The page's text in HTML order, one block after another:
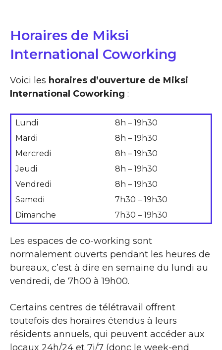
Horaires de Miksi
International Coworking
Voici les horaires d’ouverture de Miksi
International Coworking :
Lundi
8h – 19h30
Mardi
8h – 19h30
Mercredi
8h – 19h30
Jeudi
8h – 19h30
Vendredi
8h – 19h30
Samedi
7h30 – 19h30
Dimanche
7h30 – 19h30
Les espaces de co-working sont
normalement ouverts pendant les heures de
bureaux, c’est à dire en semaine du lundi au
vendredi, de 7h00 à 19h00.
Certains centres de télétravail offrent
toutefois des horaires étendus à leurs
résidents annuels, qui peuvent accéder aux
locaux 24h/24 et 7j/7 (donc le week-end